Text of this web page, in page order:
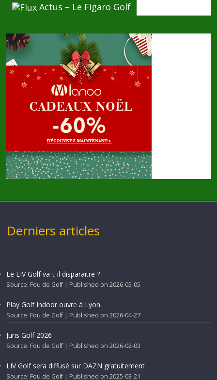
Actus – Le Figaro Golf
Derniers articles
Le LIV Golf va-t-il disparaitre ?
Source: Fou de Golf Published on 2026-05-05
Play Golf Indoor ouvre à Lyon
Source: Fou de Golf Published on 2026-04-27
Juris Golf 2026
Source: Fou de Golf Published on 2026-02-03
LIV Golf sera diffusé sur DAZN gratuitement
Source: Fou de Golf Published on 2025-03-21